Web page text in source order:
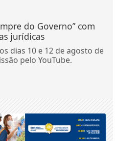
do Governo” com
jurídicas
dias 10 e 12 de agosto de
pelo YouTube.